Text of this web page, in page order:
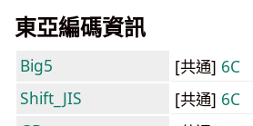
東亞編碼資訊
Big5 [共通] 6C
Shift_JIS
[共通] 6C